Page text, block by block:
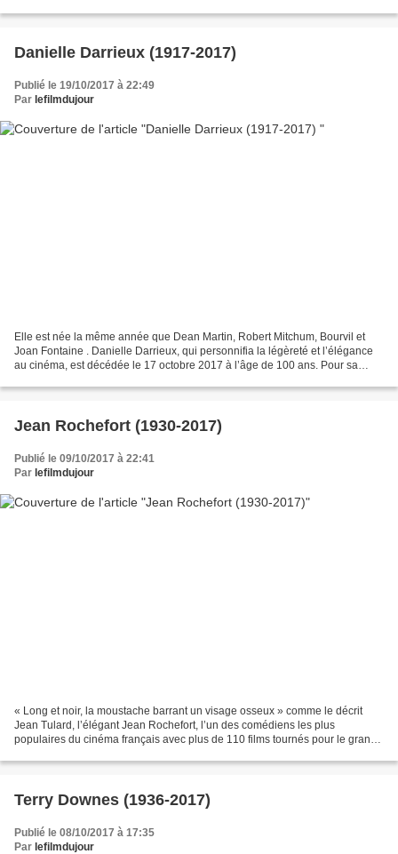
Danielle Darrieux (1917-2017)
Publié le 19/10/2017 à 22:49
Par lefilmdujour
Elle est née la même année que Dean Martin, Robert Mitchum, Bourvil et
Joan Fontaine . Danielle Darrieux, qui personnifia la légèreté et l’élégance
au cinéma, est décédée le 17 octobre 2017 à l’âge de 100 ans. Pour sa
Jean Rochefort (1930-2017)
Publié le 09/10/2017 à 22:41
Par lefilmdujour
« Long et noir, la moustache barrant un visage osseux » comme le décrit
Jean Tulard, l’élégant Jean Rochefort, l’un des comédiens les plus
populaires du cinéma français avec plus de 110 films tournés pour le grand
Terry Downes (1936-2017)
Publié le 08/10/2017 à 17:35
Par lefilmdujour